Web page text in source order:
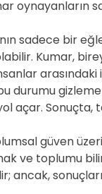
oynayanların
sadece bir
Kumar,
arasındaki
durumu
açar.
güven
ve toplumu
ancak,